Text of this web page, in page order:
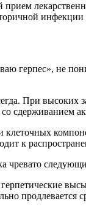
прием
инфекции
не
При
сдерживанием
к
чревато